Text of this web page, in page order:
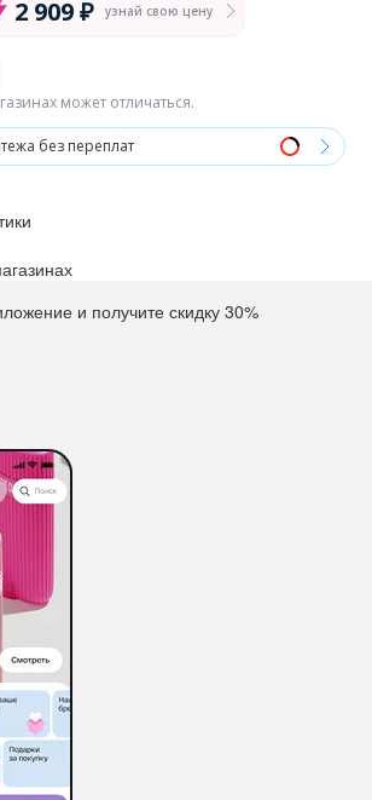
2 909 ₽ узнай свою цену
без переплат
может отличаться.
и получите скидку 30%